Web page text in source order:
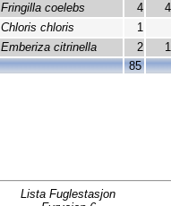
Fringilla coelebs 4
Chloris chloris 1
Emberiza citrinella 2
85
Lista Fuglestasjon